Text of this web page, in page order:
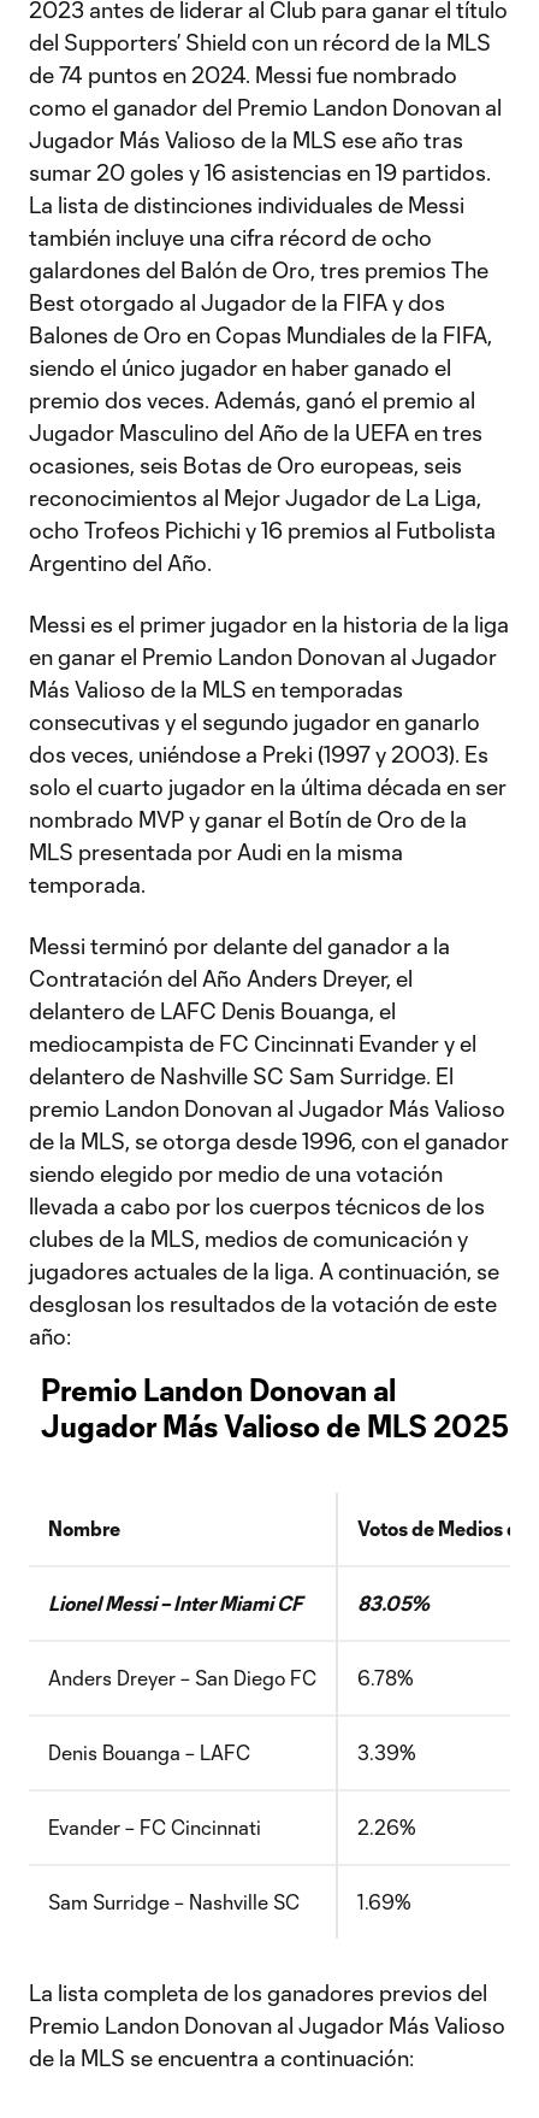
2023 antes de liderar al Club para ganar el título
del Supporters’ Shield con un récord de la MLS
de 74 puntos en 2024. Messi fue nombrado
como el ganador del Premio Landon Donovan al
Jugador Más Valioso de la MLS ese año tras
sumar 20 goles y 16 asistencias en 19 partidos.
La lista de distinciones individuales de Messi
también incluye una cifra récord de ocho
galardones del Balón de Oro, tres premios The
Best otorgado al Jugador de la FIFA y dos
Balones de Oro en Copas Mundiales de la FIFA,
siendo el único jugador en haber ganado el
premio dos veces. Además, ganó el premio al
Jugador Masculino del Año de la UEFA en tres
ocasiones, seis Botas de Oro europeas, seis
reconocimientos al Mejor Jugador de La Liga,
ocho Trofeos Pichichi y 16 premios al Futbolista
Argentino del Año.
Messi es el primer jugador en la historia de la liga
en ganar el Premio Landon Donovan al Jugador
Más Valioso de la MLS en temporadas
consecutivas y el segundo jugador en ganarlo
dos veces, uniéndose a Preki (1997 y 2003). Es
solo el cuarto jugador en la última década en ser
nombrado MVP y ganar el Botín de Oro de la
MLS presentada por Audi en la misma
temporada.
Messi terminó por delante del ganador a la
Contratación del Año Anders Dreyer, el
delantero de LAFC Denis Bouanga, el
mediocampista de FC Cincinnati Evander y el
delantero de Nashville SC Sam Surridge. El
premio Landon Donovan al Jugador Más Valioso
de la MLS, se otorga desde 1996, con el ganador
siendo elegido por medio de una votación
llevada a cabo por los cuerpos técnicos de los
clubes de la MLS, medios de comunicación y
jugadores actuales de la liga. A continuación, se
desglosan los resultados de la votación de este
año:
Premio Landon Donovan al
Jugador Más Valioso de MLS 2025
Nombre Votos de Medios de
Lionel Messi – Inter Miami CF 83.05%
Anders Dreyer – San Diego FC 6.78%
Denis Bouanga – LAFC 3.39%
Evander – FC Cincinnati 2.26%
Sam Surridge – Nashville SC 1.69%
La lista completa de los ganadores previos del
Premio Landon Donovan al Jugador Más Valioso
de la MLS se encuentra a continuación: